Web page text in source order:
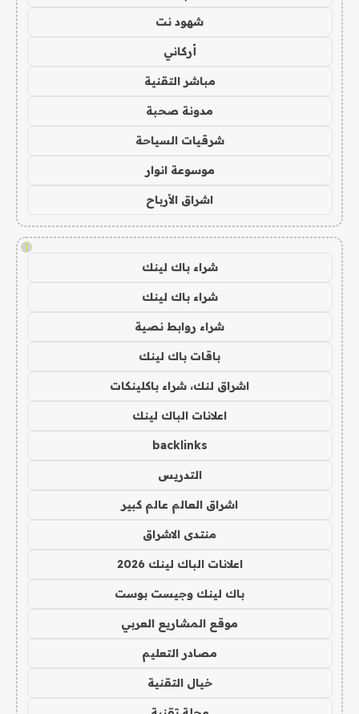
شهود نت
أركاني
مباشر التقنية
مدونة صحبة
شرقيات السياحة
موسوعة انوار
اشراق الأرباح
!
شراء باك لينك
شراء باك لينك
شراء روابط نصية
باقات باك لينك
اشراق لنك، شراء باكلينكات
اعلانات الباك لينك
backlinks
التدريس
اشراق العالم عالم كبير
منتدى الاشراق
اعلانات الباك لينك 2026
باك لينك وجيست بوست
موقع المشاريع العربي
مصادر التعليم
خيال التقنية